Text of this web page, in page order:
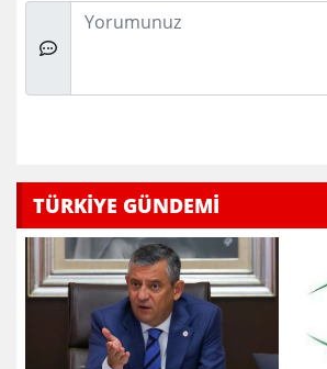
Düşünceleriniz
TÜRKİYE GÜNDEMİ